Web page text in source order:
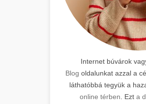
Internet búvárok
Blog oldalunkat azzal a
láthatóbbá tegyük a
online térben . Ezt a